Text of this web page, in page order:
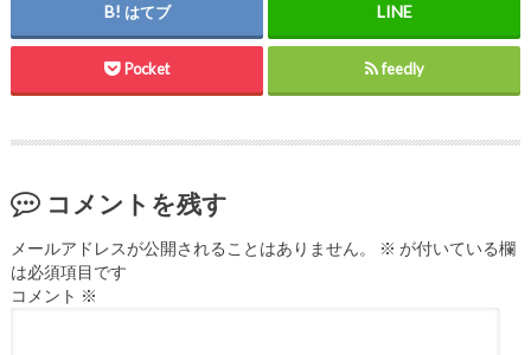
はてブ
Pocket feedly
コメントを残す
メールアドレスが公開されることはありません。 ※ が付いている欄
は必須項目です
コメント ※